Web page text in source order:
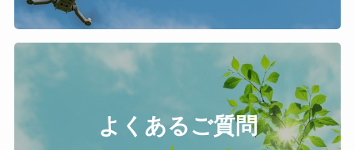
よくあるご質問